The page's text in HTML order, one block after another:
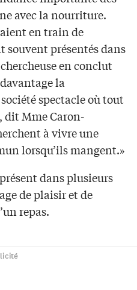
avec la nourriture.
en train de
souvent présentés dans
en conclut
la
spectacle où tout
dit Mme Caron-
à vivre une
lorsqu’ils mangent.»
dans plusieurs
de plaisir et de
repas.